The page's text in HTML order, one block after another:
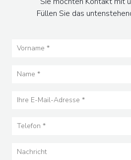
Füllen Sie das